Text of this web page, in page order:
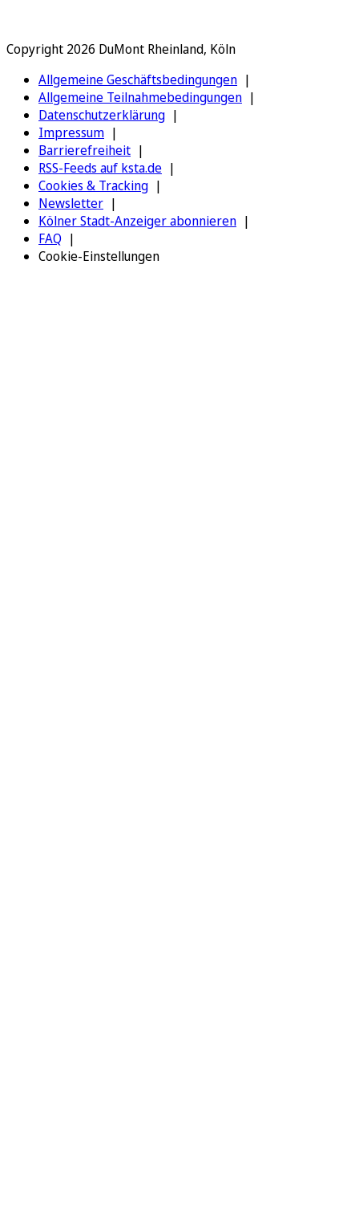
Copyright 2026 DuMont Rheinland, Köln
Allgemeine Geschäftsbedingungen
Allgemeine Teilnahmebedingungen
Datenschutzerklärung
Impressum
Barrierefreiheit
RSS-Feeds auf ksta.de
Cookies & Tracking
Newsletter
Kölner Stadt-Anzeiger abonnieren
FAQ
Cookie-Einstellungen